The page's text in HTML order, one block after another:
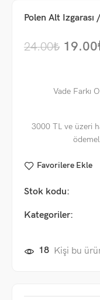
Polen Alt
24.00₺ 19.00
Vade Farkı
3000 TL ve üzeri
Favorilere Ekle
Stok kodu:
Kategoriler:
18 Kişi bu